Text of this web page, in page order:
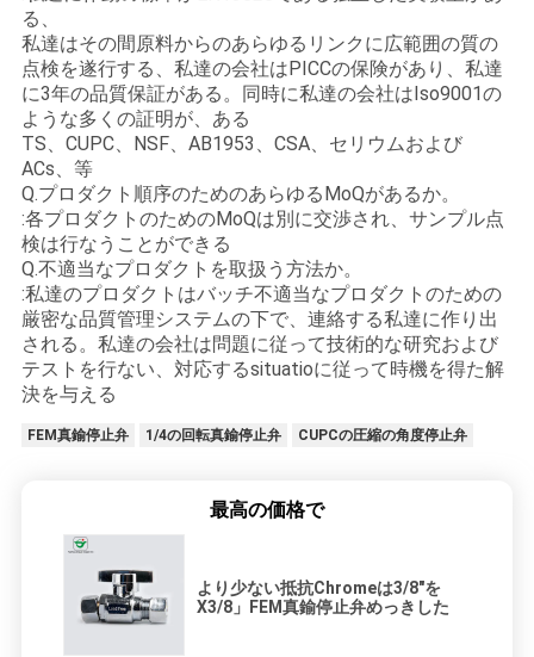
る、
私達はその間原料からのあらゆるリンクに広範囲の質の
点検を遂行する、私達の会社はPICCの保険があり、私達
に3年の品質保証がある。同時に私達の会社はIso9001の
ような多くの証明が、ある
TS、CUPC、NSF、AB1953、CSA、セリウムおよび
ACs、等
Q.プロダクト順序のためのあらゆるMoQがあるか。
:各プロダクトのためのMoQは別に交渉され、サンプル点
検は行なうことができる
Q.不適当なプロダクトを取扱う方法か。
:私達のプロダクトはバッチ不適当なプロダクトのための
厳密な品質管理システムの下で、連絡する私達に作り出
される。私達の会社は問題に従って技術的な研究および
テストを行ない、対応するsituatioに従って時機を得た解
決を与える
FEM真鍮停止弁 1/4の回転真鍮停止弁 CUPCの圧縮の角度停止弁
最高の価格で
より少ない抵抗Chromeは3/8"を
X3/8」FEM真鍮停止弁めっきした